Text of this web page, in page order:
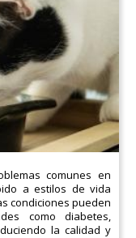
comunes en
a estilos de vida
condiciones pueden
como diabetes,
la calidad y